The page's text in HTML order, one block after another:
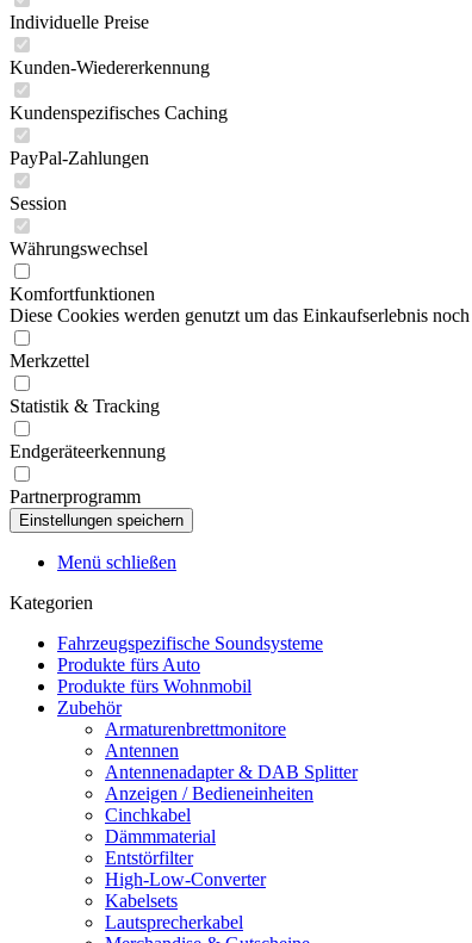
Individuelle Preise
Kunden-Wiedererkennung
Kundenspezifisches Caching
PayPal-Zahlungen
Session
Währungswechsel
Komfortfunktionen
Diese Cookies werden genutzt um das Einkaufserlebnis
Merkzettel
Statistik & Tracking
Endgeräteerkennung
Partnerprogramm
Menü schließen
Kategorien
Fahrzeugspezifische Soundsysteme
Produkte fürs Auto
Produkte fürs Wohnmobil
Zubehör
Armaturenbrettmonitore
Antennen
Antennenadapter & DAB Splitter
Anzeigen / Bedieneinheiten
Cinchkabel
Dämmmaterial
Entstörfilter
High-Low-Converter
Kabelsets
Lautsprecherkabel